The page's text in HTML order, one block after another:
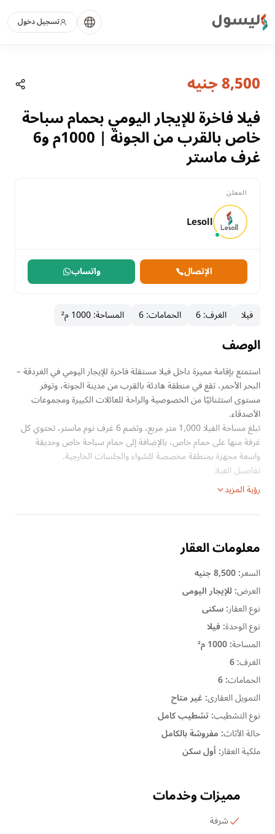
ليسول تسجيل دخول
للايجار
سكني
فيلا
البحر الأحمر
فيلا فاخرة للإيجار اليومي بحمام سباحة خاص بالقرب من الجونة | 1000م و6 غرف ماستر
فيلا فاخرة للإيجار اليومي بحمام سباحة خاص
البحر الأحمر, الغردقة
8,500 جنيه
فيلا فاخرة للإيجار اليومي بحمام سباحة
خاص بالقرب من الجونة | 1000م و6
غرف ماستر
المعلن
Lesoll
الإتصال واتساب
فيلا الغرف:
6 الحمامات:
6 المساحة:1000 م²
الوصف
استمتع بإقامة مميزة داخل فيلا مستقلة فاخرة للإيجار اليومي في الغردقة –
البحر الأحمر، تقع في منطقة هادئة بالقرب من مدينة الجونة، وتوفر
مستوى استثنائيًا من الخصوصية والراحة للعائلات الكبيرة ومجموعات
الأصدقاء.
تبلغ مساحة الفيلا 1,000 متر مربع، وتضم 6 غرف نوم ماستر، تحتوي كل
غرفة منها على حمام خاص، بالإضافة إلى حمام سباحة خاص وحديقة
واسعة مجهزة بمنطقة مخصصة للشواء والجلسات الخارجية.
تفاصيل الفيلا
رؤية المزيد
معلومات العقار
السعر:8,500 جنيه
العرض:للإيجار اليومى
نوع العقار:سكنى
نوع الوحدة:فيلا
المساحة:1000 م²
الغرف:
6
الحمامات:
6
التمويل العقارى: غير متاح
نوع التشطيب:تشطيب كامل
حالة الأثاث: مفروشة بالكامل
ملكية العقار: أول سكن
مميزات وخدمات
شرفة